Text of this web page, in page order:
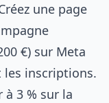
une page
€) sur Meta
les inscriptions.
3 % sur la